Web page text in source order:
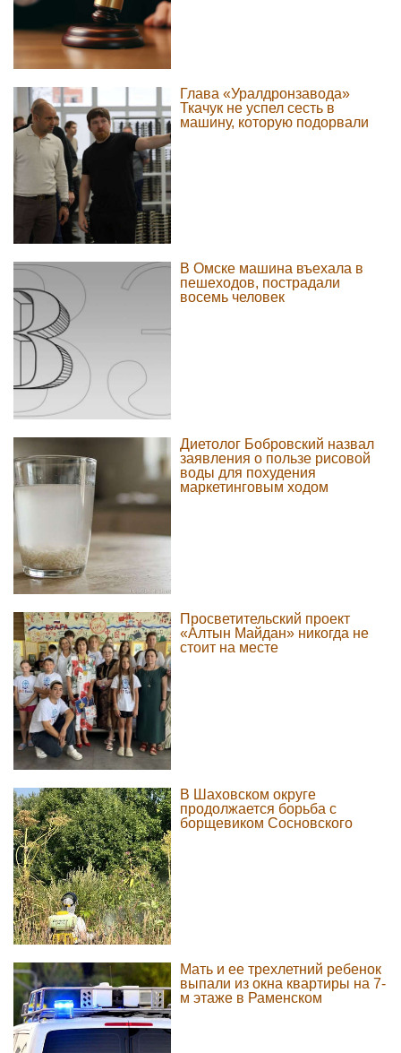
Глава «Уралдронзавода»
Ткачук не успел сесть в
машину, которую подорвали
В Омске машина въехала в
пешеходов, пострадали
восемь человек
Диетолог Бобровский назвал
заявления о пользе рисовой
воды для похудения
маркетинговым ходом
Просветительский проект
«Алтын Майдан» никогда не
стоит на месте
В Шаховском округе
продолжается борьба с
борщевиком Сосновского
Мать и ее трехлетний ребенок
выпали из окна квартиры на 7-
м этаже в Раменском